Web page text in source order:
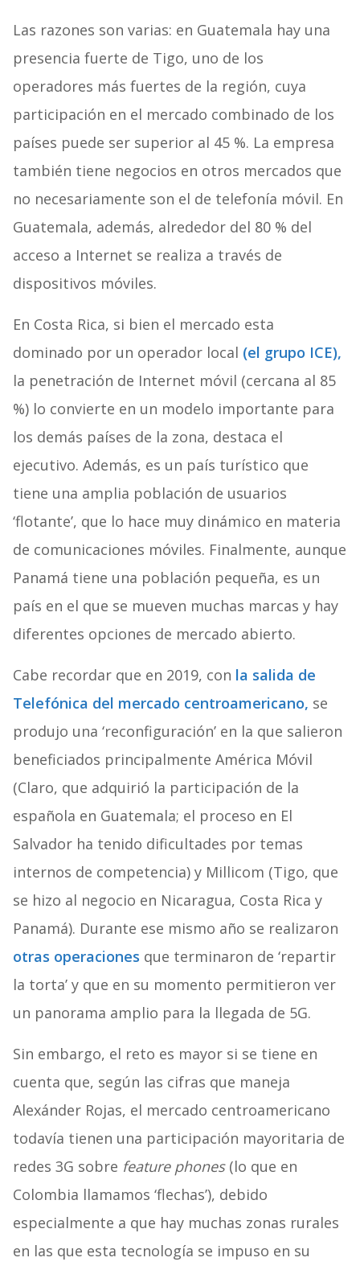
Las razones son varias: en Guatemala hay una
presencia fuerte de Tigo, uno de los
operadores más fuertes de la región, cuya
participación en el mercado combinado de los
países puede ser superior al 45 %. La empresa
también tiene negocios en otros mercados que
no necesariamente son el de telefonía móvil. En
Guatemala, además, alrededor del 80 % del
acceso a Internet se realiza a través de
dispositivos móviles.
En Costa Rica, si bien el mercado esta
dominado por un operador local (el grupo ICE),
la penetración de Internet móvil (cercana al 85
%) lo convierte en un modelo importante para
los demás países de la zona, destaca el
ejecutivo. Además, es un país turístico que
tiene una amplia población de usuarios
‘flotante’, que lo hace muy dinámico en materia
de comunicaciones móviles. Finalmente, aunque
Panamá tiene una población pequeña, es un
país en el que se mueven muchas marcas y hay
diferentes opciones de mercado abierto.
Cabe recordar que en 2019, con la salida de
Telefónica del mercado centroamericano, se
produjo una ‘reconfiguración’ en la que salieron
beneficiados principalmente América Móvil
(Claro, que adquirió la participación de la
española en Guatemala; el proceso en El
Salvador ha tenido dificultades por temas
internos de competencia) y Millicom (Tigo, que
se hizo al negocio en Nicaragua, Costa Rica y
Panamá). Durante ese mismo año se realizaron
otras operaciones que terminaron de ‘repartir
la torta’ y que en su momento permitieron ver
un panorama amplio para la llegada de 5G.
Sin embargo, el reto es mayor si se tiene en
cuenta que, según las cifras que maneja
Alexánder Rojas, el mercado centroamericano
todavía tienen una participación mayoritaria de
redes 3G sobre feature phones(lo que en
Colombia llamamos ‘flechas’), debido
especialmente a que hay muchas zonas rurales
en las que esta tecnología se impuso en su